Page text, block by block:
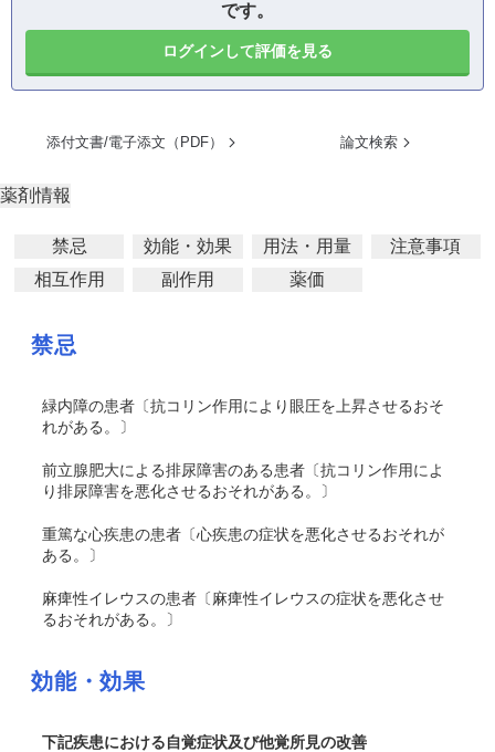
です。
ログインして評価を見る
添付文書/電子添文（PDF） 論文検索
薬剤情報
禁忌 効能・効果 用法・用量
注意事項
相互作用
副作用 薬価
禁忌
緑内障の患者〔抗コリン作用により眼圧を上昇させるおそ
れがある。〕
前立腺肥大による排尿障害のある患者〔抗コリン作用によ
り排尿障害を悪化させるおそれがある。〕
重篤な心疾患の患者〔心疾患の症状を悪化させるおそれが
ある。〕
麻痺性イレウスの患者〔麻痺性イレウスの症状を悪化させ
るおそれがある。〕
効能・効果
下記疾患における自覚症状及び他覚所見の改善